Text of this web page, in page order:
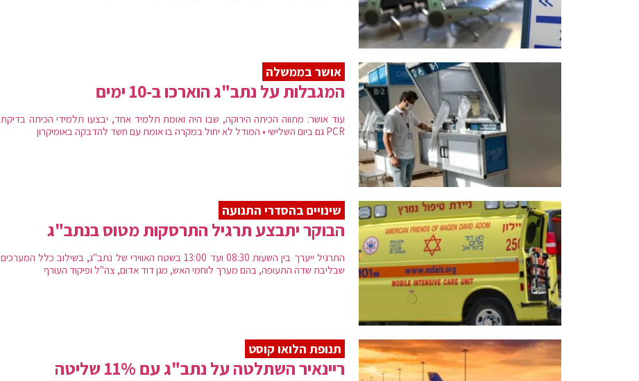
אושר בממשלה
המגבלות על נתב"ג הוארכו ב-10 ימים
עוד אושר: מתווה הכיתה הירוקה, שבו היה ואומת תלמיד אחד, יבצעו תלמידי הכיתה בדיקת
PCR גם ביום השלישי • המודל לא יחול במקרה בו אומת עם חשד להדבקה באומיקרון
שינויים בהסדרי התנועה
הבוקר יתבצע תרגיל התרסקות מטוס בנתב"ג
התרגיל ייערך בין השעות 08:30 ועד 13:00 בשטח האווירי של נתב"ג, בשילוב כלל המערכים
שבליבת שדה התעופה, בהם מערך לוחמי האש, מגן דוד אדום, צה"ל ופיקוד העורף
תנופת הלואו קוסט
ריינאיר השתלטה על נתב"ג עם 11% שליטה